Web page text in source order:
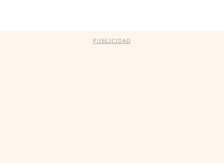
PUBLICIDAD